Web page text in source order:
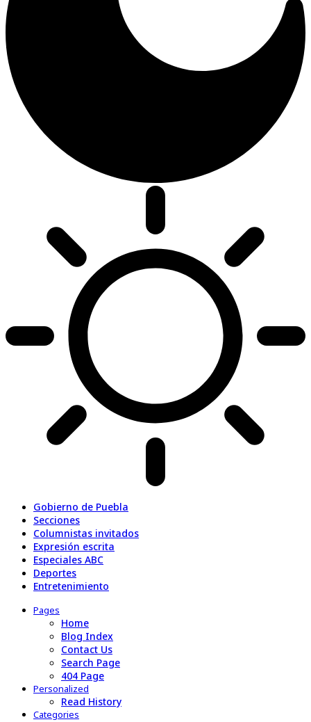
Gobierno de Puebla
Secciones
Columnistas invitados
Expresión escrita
Especiales ABC
Deportes
Entretenimiento
Pages
Home
Blog Index
Contact Us
Search Page
404 Page
Personalized
Read History
Categories